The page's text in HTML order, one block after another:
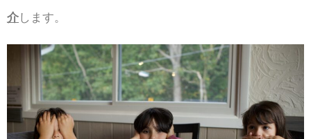
介します。